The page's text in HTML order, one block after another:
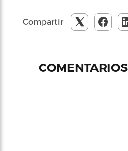
Compartir
COMENTARIOS